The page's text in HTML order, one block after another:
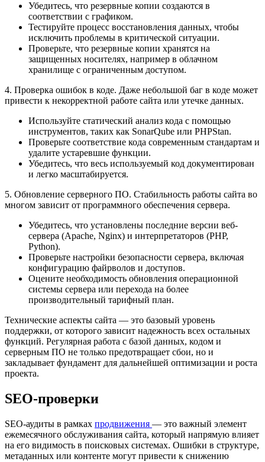
Убедитесь, что резервные копии создаются в
соответствии с графиком.
Тестируйте процесс восстановления данных, чтобы
исключить проблемы в критической ситуации.
Проверьте, что резервные копии хранятся на
защищенных носителях, например в облачном
хранилище с ограниченным доступом.
4. Проверка ошибок в коде. Даже небольшой баг в коде может
привести к некорректной работе сайта или утечке данных.
Используйте статический анализ кода с помощью
инструментов, таких как SonarQube или PHPStan.
Проверьте соответствие кода современным стандартам и
удалите устаревшие функции.
Убедитесь, что весь используемый код документирован
и легко масштабируется.
5. Обновление серверного ПО. Стабильность работы сайта во
многом зависит от программного обеспечения сервера.
Убедитесь, что установлены последние версии веб-
сервера (Apache, Nginx) и интерпретаторов (PHP,
Python).
Проверьте настройки безопасности сервера, включая
конфигурацию файрволов и доступов.
Оцените необходимость обновления операционной
системы сервера или перехода на более
производительный тарифный план.
Технические аспекты сайта — это базовый уровень
поддержки, от которого зависит надежность всех остальных
функций. Регулярная работа с базой данных, кодом и
серверным ПО не только предотвращает сбои, но и
закладывает фундамент для дальнейшей оптимизации и роста
проекта.
SEO-проверки
SEO-аудиты в рамках продвижения — это важный элемент
ежемесячного обслуживания сайта, который напрямую влияет
на его видимость в поисковых системах. Ошибки в структуре,
метаданных или контенте могут привести к снижению